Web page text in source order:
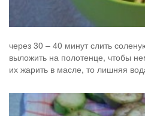
через 30 – 40 минут слить
выложить на полотенце, чтобы
их жарить в масле, то лишняя